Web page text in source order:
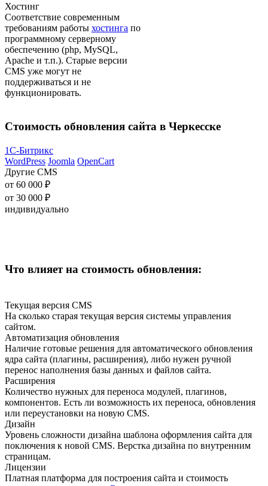
Хостинг
Соответствие современным
требованиям работы хостинга по
программному серверному
обеспечению (php, MySQL,
Apache и т.п.). Старые версии
CMS уже могут не
поддерживаться и не
функционировать.
Стоимость обновления сайта в Черкесске
1С-Битрикс
WordPress Joomla OpenCart
Другие CMS
от 60 000 ₽
от 30 000 ₽
индивидуально
Что влияет на стоимость обновления:
Текущая версия CMS
На сколько старая текущая версия системы управления
сайтом.
Автоматизация обновления
Наличие готовые решения для автоматического обновления
ядра сайта (плагины, расширения), либо нужен ручной
перенос наполнения базы данных и файлов сайта.
Расширения
Количество нужных для переноса модулей, плагинов,
компонентов. Есть ли возможность их переноса, обновления
или переустановки на новую CMS.
Дизайн
Уровень сложности дизайна шаблона оформления сайта для
поключения к новой CMS. Верстка дизайна по внутренним
страницам.
Лицензии
Платная платформа для построения сайта и стоимость